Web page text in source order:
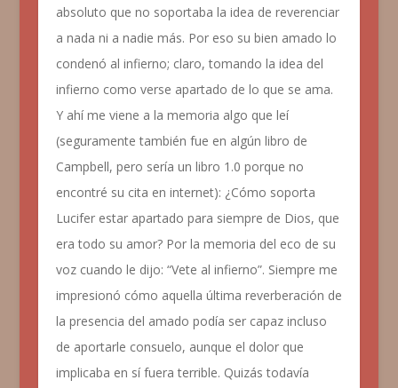
absoluto que no soportaba la idea de reverenciar
a nada ni a nadie más. Por eso su bien amado lo
condenó al infierno; claro, tomando la idea del
infierno como verse apartado de lo que se ama.
Y ahí me viene a la memoria algo que leí
(seguramente también fue en algún libro de
Campbell, pero sería un libro 1.0 porque no
encontré su cita en internet): ¿Cómo soporta
Lucifer estar apartado para siempre de Dios, que
era todo su amor? Por la memoria del eco de su
voz cuando le dijo: “Vete al infierno”. Siempre me
impresionó cómo aquella última reverberación de
la presencia del amado podía ser capaz incluso
de aportarle consuelo, aunque el dolor que
implicaba en sí fuera terrible. Quizás todavía